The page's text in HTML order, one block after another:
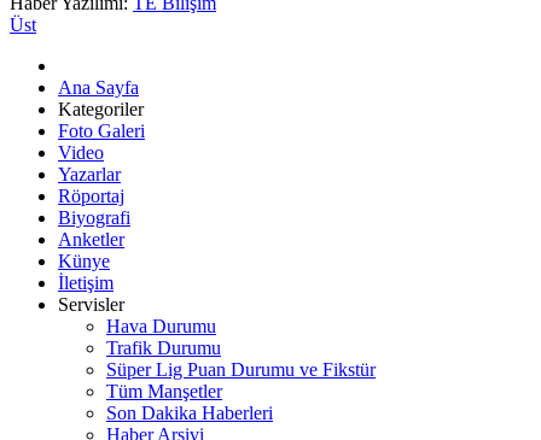
Üst
Ana Sayfa
Kategoriler
Foto Galeri
Video
Yazarlar
Röportaj
Biyografi
Anketler
Künye
İletişim
Servisler
Hava Durumu
Trafik Durumu
Süper Lig Puan Durumu ve Fikstür
Tüm Manşetler
Son Dakika Haberleri
Haber Arşivi